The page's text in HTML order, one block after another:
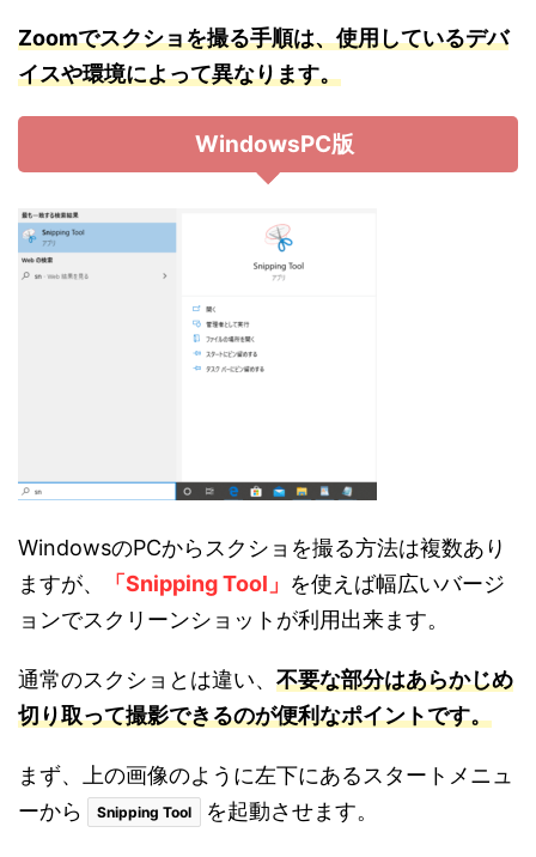
Zoomでスクショを撮る手順は、使用しているデバ
イスや環境によって異なります。
WindowsPC版
WindowsのPCからスクショを撮る方法は複数あり
ますが、
「Snipping Tool」 を使えば幅広いバージ
ョンでスクリーンショットが利用出来ます。
通常のスクショとは違い、 不要な部分はあらかじめ
切り取って撮影できるのが便利なポイントです。
まず、上の画像のように左下にあるスタートメニュ
ーから
Snipping Tool を起動させます。